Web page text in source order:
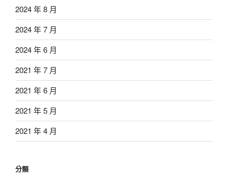
2024 年 8 月
2024 年 7 月
2024 年 6 月
2021 年 7 月
2021 年 6 月
2021 年 5 月
2021 年 4 月
分類